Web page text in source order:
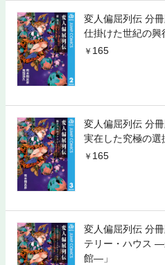
変人偏屈列伝 分
仕掛けた世紀の興
165
変人偏屈列伝 分
実在した究極の選
165
変人偏屈列伝 分
テリー・ハウス
館―」